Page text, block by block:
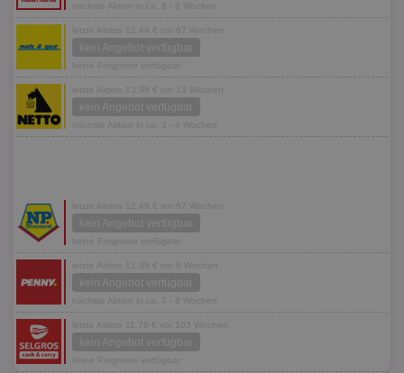
nächste Aktion in ca. 8 - 9 Wochen
letzte Aktion 12,49 € vor 67 Wochen
kein Angebot verfügbar
keine Prognose verfügbar
letzte Aktion 13,99 € vor 14 Wochen
kein Angebot verfügbar
nächste Aktion in ca. 3 - 4 Wochen
letzte Aktion 12,49 € vor 67 Wochen
kein Angebot verfügbar
keine Prognose verfügbar
letzte Aktion 12,99 € vor 6 Wochen
kein Angebot verfügbar
nächste Aktion in ca. 7 - 8 Wochen
letzte Aktion 11,76 € vor 103 Wochen
kein Angebot verfügbar
keine Prognose verfügbar